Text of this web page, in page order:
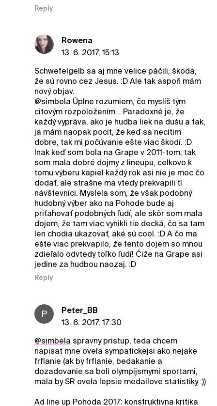
Reply
Rowena
13. 6. 2017, 15:13
Schwefelgelb sa aj mne velice páčili, škoda,
že sú rovno cez Jesus. :D Ale tak aspoň mám
nový objav.
@simbela Úplne rozumiem, čo myslíš tým
citovým rozpoložením... Paradoxné je, že
každý vypráva, ako je hudba liek na dušu a tak,
ja mám naopak pocit, že keď sa necítim
dobre, tak mi počúvanie ešte viac škodí. :D
Inak keď som bola na Grape v 2011-tom, tak
som mala dobré dojmy z lineupu, celkovo k
tomu výberu kapiel každý rok asi nie je moc čo
dodať, ale strašne ma vtedy prekvapili tí
návštevníci. Myslela som, že však podobný
hudobný výber ako na Pohode bude aj
priťahovať podobných ľudí, ale skôr som mala
dojem, že tam viac vynikli tie decká, čo sa tam
len chodia ukazovať, aké sú cool. :D A čo ma
ešte viac prekvapilo, že tento dojem so mnou
zdieľalo odvtedy toľko ľudí! Čiže na Grape asi
jedine za hudbou naozaj. :D
Reply
P
Peter_BB
13. 6. 2017, 17:30
@simbela spravny pristup, teda chcem
napisat mne ovela sympatickejsi ako nejake
frflanie (ak by frflanie, bedakanie a
dozadovanie sa boli olympijsmymi sportami,
mala by SR ovela lepsie medailove statistiky :))
Ad line up Pohoda 2017: konstruktivna kritika